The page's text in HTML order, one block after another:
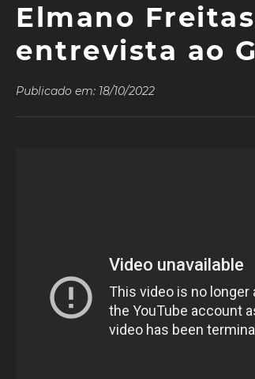
Elmano
entrevista ao
Publicado em: 18/10/2022